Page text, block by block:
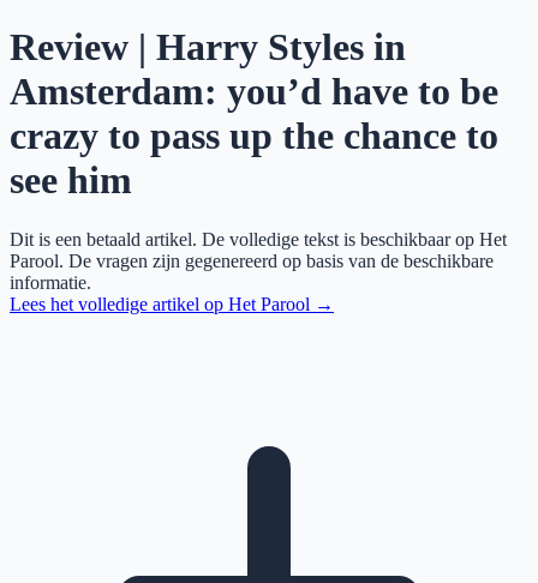
Review | Harry Styles in
Amsterdam: you’d have to be
crazy to pass up the chance to
see him
Dit is een betaald artikel. De volledige tekst is beschikbaar op Het
Parool. De vragen zijn gegenereerd op basis van de beschikbare
informatie.
Lees het volledige artikel op Het Parool →